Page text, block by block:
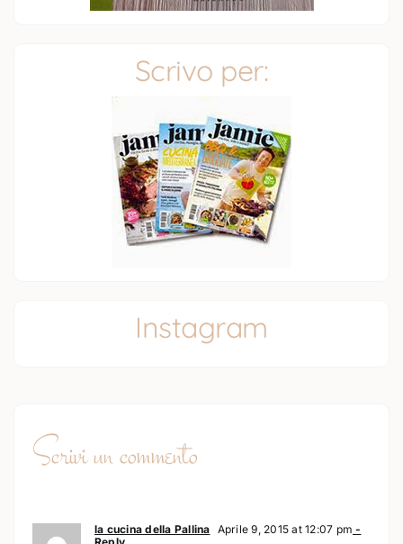
Scrivo per:
Instagram
Scrivi un commento
la cucina della Pallina Aprile 9, 2015 at 12:07 pm -